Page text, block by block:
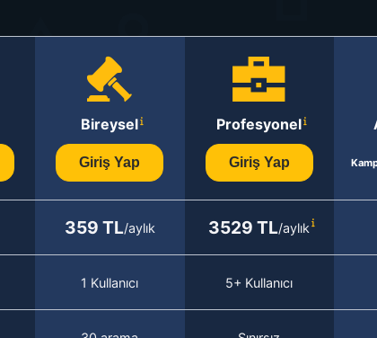
Bireysel
Giriş Yap
Profesyonel
Giriş Yap
359 TL/aylık 3529 TL/aylık
1 Kullanıcı 5+ Kullanıcı